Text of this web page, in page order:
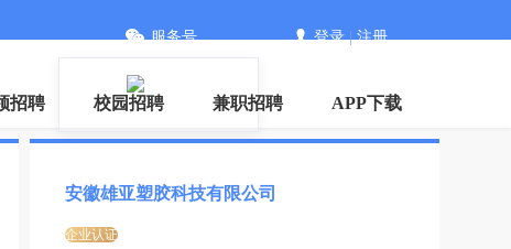
服务号 登录|注册
招聘 校园招聘 兼职招聘 APP下载
安徽雄亚塑胶科技有限公司
企业认证